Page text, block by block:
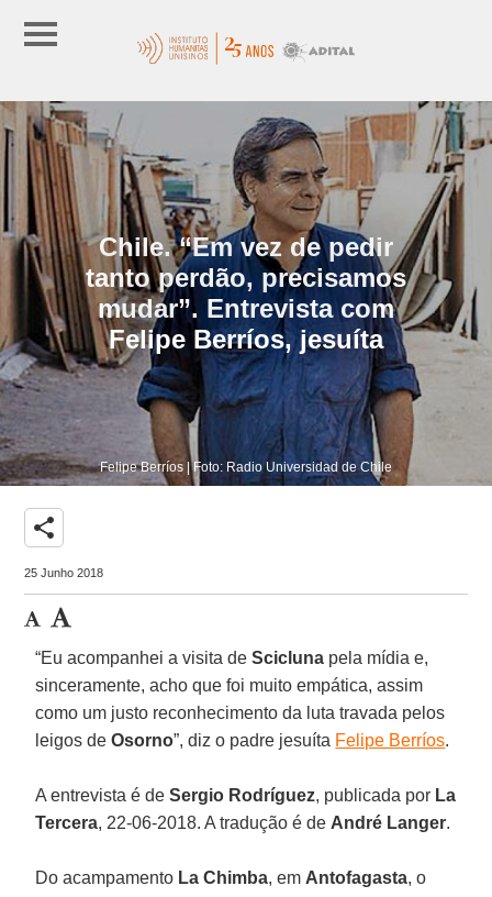
Chile. “Em vez de pedir
tanto perdão, precisamos
mudar”. Entrevista com
Felipe Berríos, jesuíta
Felipe Berríos | Foto: Radio Universidad de Chile
share
25 Junho 2018
“Eu acompanhei a visita deScicluna pela mídia e,
sinceramente, acho que foi muito empática, assim
como um justo reconhecimento da luta travada pelos
leigos deOsorno”, diz o padre jesuíta Felipe Berríos.
A entrevista é deSergio Rodríguez, publicada por La
Tercera, 22-06-2018. A tradução é de André Langer.
Do acampamento La Chimba, em Antofagasta, o